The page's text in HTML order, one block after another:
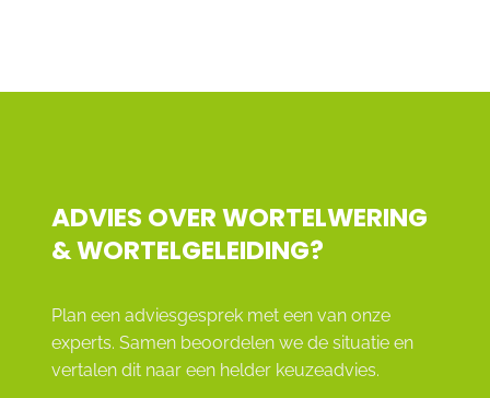
ADVIES OVER WORTELWERING
& WORTELGELEIDING?
Plan een adviesgesprek met een van onze
experts. Samen beoordelen we de situatie en
vertalen dit naar een helder keuzeadvies.